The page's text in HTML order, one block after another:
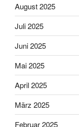
August 2025
Juli 2025
Juni 2025
Mai 2025
April 2025
März 2025
Februar 2025